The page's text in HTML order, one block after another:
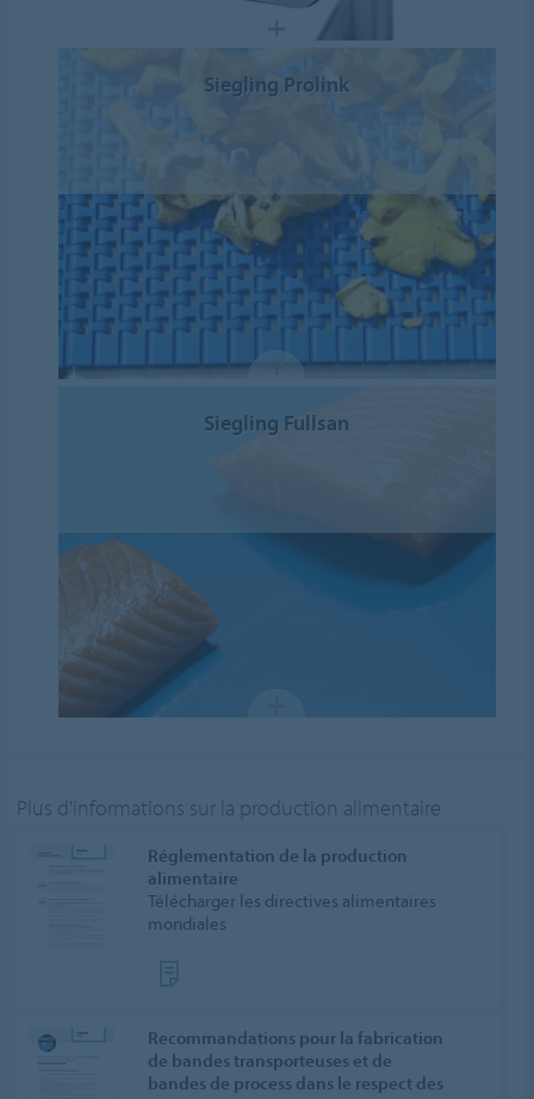
Siegling Prolink
Siegling Fullsan
Plus d'informations sur la production alimentaire
Réglementation de la production
alimentaire
Télécharger les directives alimentaires
mondiales
Recommandations pour la fabrication
de bandes transporteuses et de
bandes de process dans le respect des